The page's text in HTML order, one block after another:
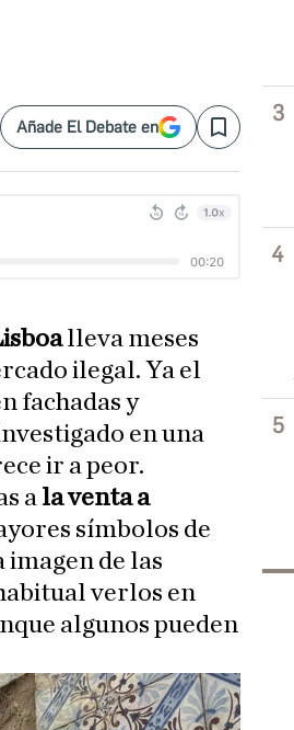
Añade El Debate en Save
lleva meses
ilegal. Ya el
fachadas y
en una
ir a peor.
a la venta a
símbolos de
de las
verlos en
algunos pueden